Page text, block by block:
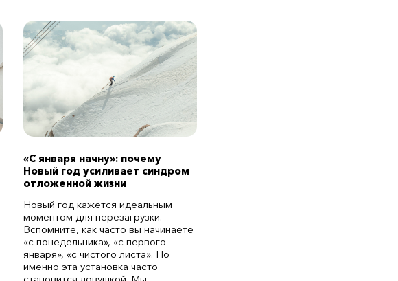
«С января начну»: почему
Новый год усиливает синдром
отложенной жизни
Новый год кажется идеальным
моментом для перезагрузки.
Вспомните, как часто вы начинаете
«с понедельника», «с первого
января», «с чистого листа». Но
именно эта установка часто